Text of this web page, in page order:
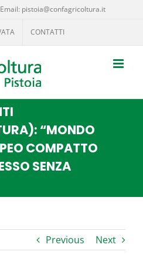
Email: pistoia@confagricoltura.it
CONTATTI
“MONDO
COMPATTO
SENZA
Previous Next